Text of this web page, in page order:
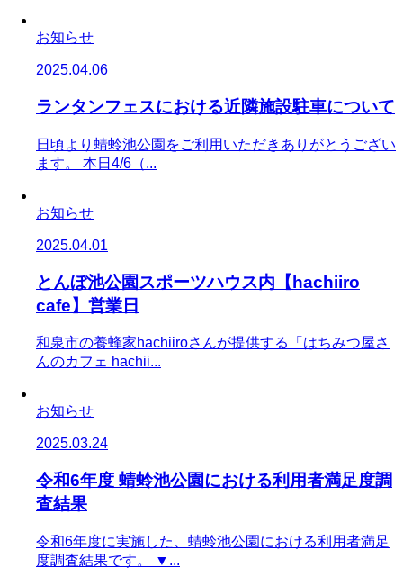
お知らせ
2025.04.06
ランタンフェスにおける近隣施設駐車について
日頃より蜻蛉池公園をご利用いただきありがとうござい
ます。 本日4/6（...
お知らせ
2025.04.01
とんぼ池公園スポーツハウス内【hachiiro
cafe】営業日
和泉市の養蜂家hachiiroさんが提供する「はちみつ屋さ
んのカフェ hachii...
お知らせ
2025.03.24
令和6年度 蜻蛉池公園における利用者満足度調
査結果
令和6年度に実施した、蜻蛉池公園における利用者満足
度調査結果です。 ▼...